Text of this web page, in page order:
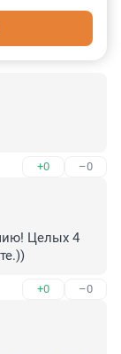
+0 –0
Целых 4
+0 –0